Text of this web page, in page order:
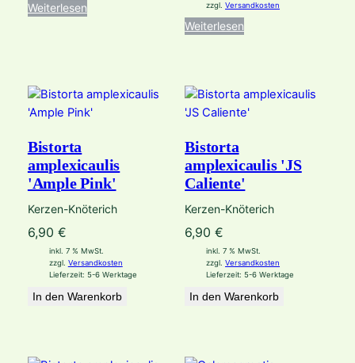
Weiterlesen
zzgl.Versandkosten
Weiterlesen
Bistorta
amplexicaulis
'Ample Pink'
Kerzen-Knöterich
6,90 €
inkl. 7 % MwSt.
zzgl. Versandkosten
Lieferzeit: 5-6 Werktage
In den Warenkorb
Bistorta
amplexicaulis 'JS
Caliente'
Kerzen-Knöterich
6,90€
inkl. 7 % MwSt.
zzgl.Versandkosten
Lieferzeit:5-6 Werktage
In den Warenkorb